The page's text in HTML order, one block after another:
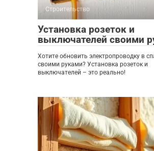
Строительство
Установка розеток и
выключателей своими
Хотите обновить электропроводку в
своими руками? Установка розеток и
выключателей – это реально!